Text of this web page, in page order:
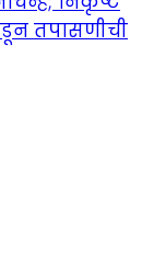
तपासणीची